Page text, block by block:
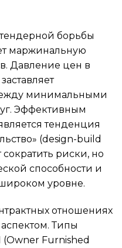
борьбы
маржинальную
Давление цен в
заставляет
минимальными
Эффективным
тенденция
(design-build
риски, но
способности и
уровне.
отношениях
Типы
(Owner Furnished